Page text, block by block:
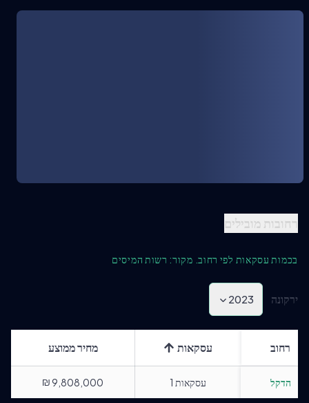
רחובות מובילים
בכמות עסקאות לפי רחוב. מקור: רשות המיסים
2023 ירקונה
רחוב עסקאות מחיר ממוצע
הדקל עסקאות 1
₪9,808,000